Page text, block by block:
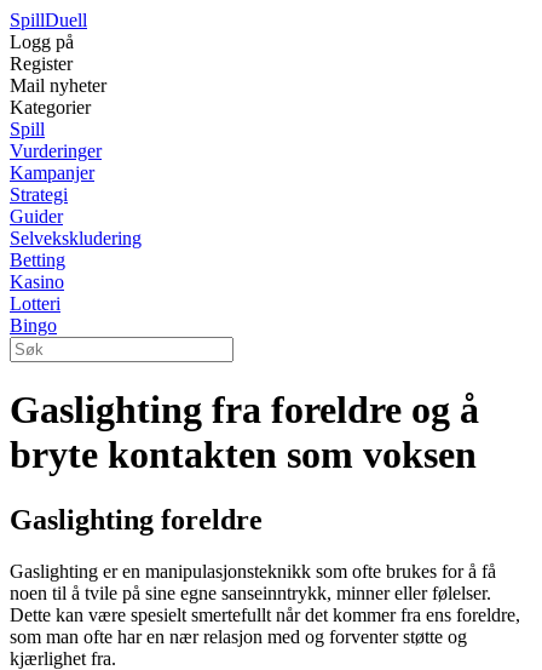
SpillDuell
Logg på
Register
Mail nyheter
Kategorier
Spill
Vurderinger
Kampanjer
Strategi
Guider
Selvekskludering
Betting
Kasino
Lotteri
Bingo
Gaslighting fra foreldre og å
bryte kontakten som voksen
Gaslighting foreldre
Gaslighting er en manipulasjonsteknikk som ofte brukes for å få
noen til å tvile på sine egne sanseinntrykk, minner eller følelser.
Dette kan være spesielt smertefullt når det kommer fra ens foreldre,
som man ofte har en nær relasjon med og forventer støtte og
kjærlighet fra.